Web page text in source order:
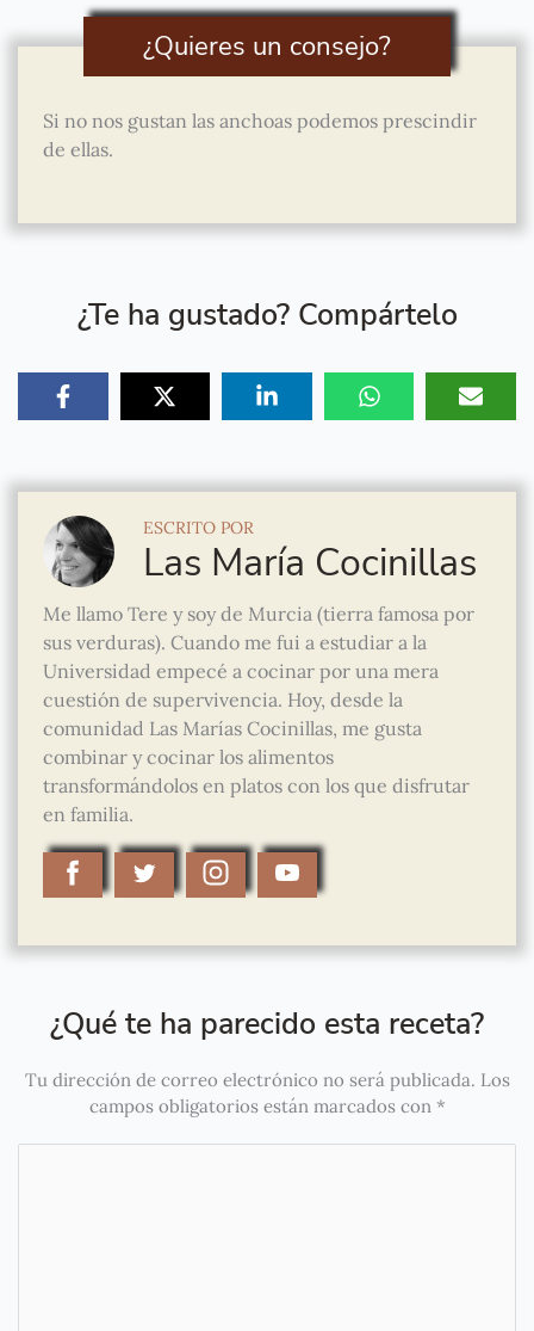
¿Quieres un consejo?
Si no nos gustan las anchoas podemos prescindir
de ellas.
¿Te ha gustado? Compártelo
ESCRITO POR
Las María Cocinillas
Me llamo Tere y soy de Murcia (tierra famosa por
sus verduras). Cuando me fui a estudiar a la
Universidad empecé a cocinar por una mera
cuestión de supervivencia. Hoy, desde la
comunidad Las Marías Cocinillas, me gusta
combinar y cocinar los alimentos
transformándolos en platos con los que disfrutar
en familia.
¿Qué te ha parecido esta receta?
Tu dirección de correo electrónico no será publicada. Los
campos obligatorios están marcados con *